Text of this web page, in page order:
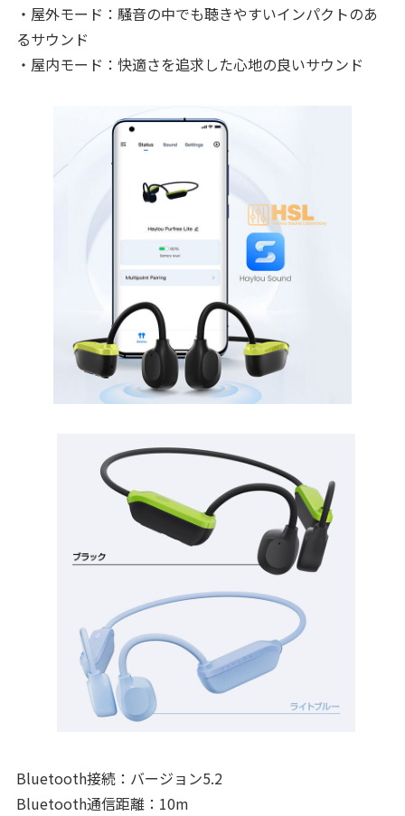
・屋外モード：騒音の中でも聴きやすいインパクトのあ
るサウンド
・屋内モード：快適さを追求した心地の良いサウンド
Bluetooth接続：バージョン5.2
Bluetooth通信距離：10m